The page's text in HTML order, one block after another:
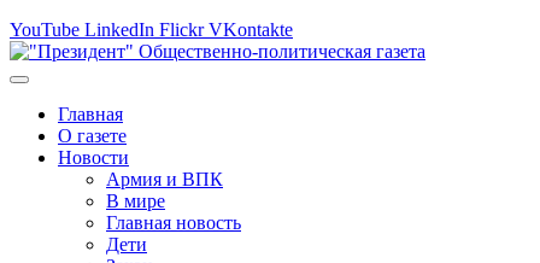
YouTube LinkedIn Flickr VKontakte
Главная
О газете
Новости
Армия и ВПК
В мире
Главная новость
Дети